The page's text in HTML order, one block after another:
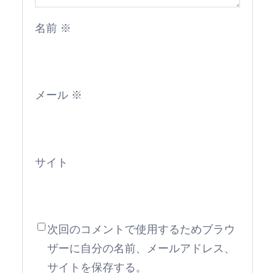
名前 ※
メール ※
サイト
次回のコメントで使用するためブラウ
ザーに自分の名前、メールアドレス、
サイトを保存する。